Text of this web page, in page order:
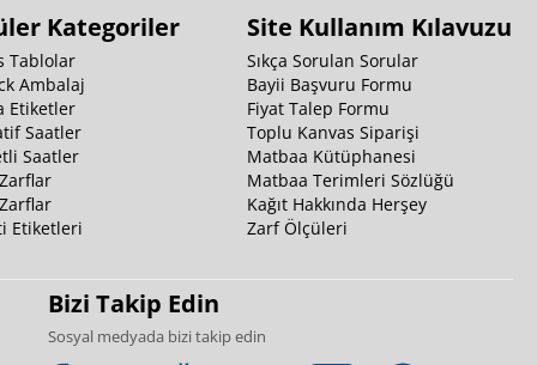
Kategoriler
Tablolar
Ambalaj
Etiketler
Saatler
Saatler
Etiketleri
Site Kullanım Kılavuzu
Sıkça Sorulan Sorular
Bayii Başvuru Formu
Fiyat Talep Formu
Toplu Kanvas Siparişi
Matbaa Kütüphanesi
Matbaa Terimleri Sözlüğü
Kağıt Hakkında Herşey
Zarf Ölçüleri
Bizi Takip Edin
Sosyal medyada bizi takip edin